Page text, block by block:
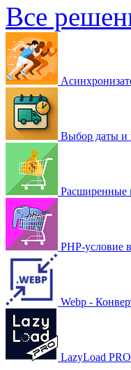
Все
Выбор даты и
Расширенные
PHP-условие
Webp -
LazyLoad